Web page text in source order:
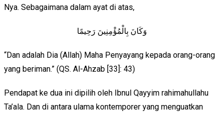
Nya. Sebagaimana dalam ayat di atas,
وَكَانَ بِالْمُؤْمِنِينَ رَحِيمًا
“Dan adalah Dia (Allah) Maha Penyayang kepada orang-orang
yang beriman.” (QS. Al-Ahzab [33]: 43)
Pendapat ke dua ini dipilih oleh Ibnul Qayyim rahimahullahu
Ta’ala. Dan di antara ulama kontemporer yang menguatkan